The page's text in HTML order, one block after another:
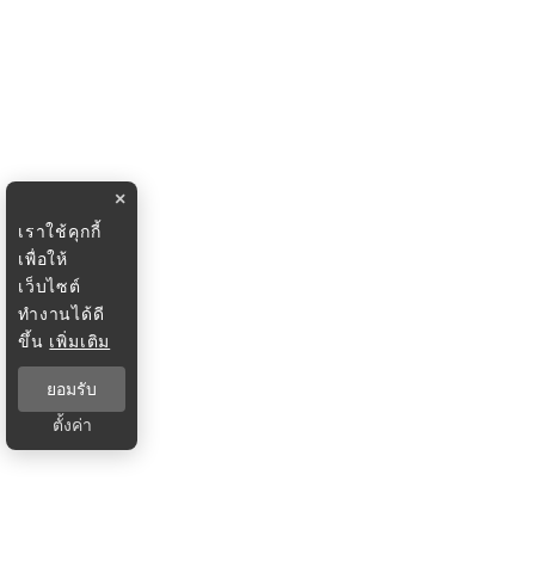
×
เราใช้คุกกี้
เพื่อให้
เว็บไซต์
ทำงานได้ดี
ขึ้น เพิ่มเติม
ยอมรับ
ตั้งค่า